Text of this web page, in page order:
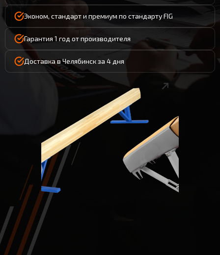
Эконом, стандарт и премиум по стандарту FIG
Гарантия 1 год от производителя
Доставка в Челябинск за 4 дня